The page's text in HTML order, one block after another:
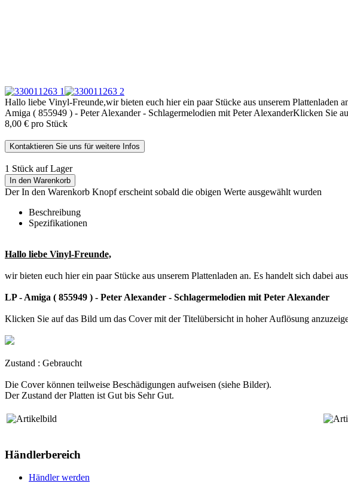
Hallo liebe Vinyl-Freunde,wir bieten euch hier ein paar Stücke aus unserem Plattenladen
Amiga ( 855949 ) - Peter Alexander - Schlagermelodien mit Peter AlexanderKlicken Sie
8,00 € pro Stück
Kontaktieren Sie uns für weitere Infos
1 Stück auf Lager
In den Warenkorb
Der In den Warenkorb Knopf erscheint sobald die obigen Werte ausgewählt wurden
Beschreibung
Spezifikationen
Hallo liebe Vinyl-Freunde,
wir bieten euch hier ein paar Stücke aus unserem Plattenladen an. Es handelt sich dabei
LP - Amiga ( 855949 ) - Peter Alexander - Schlagermelodien mit Peter Alexander
Klicken Sie auf das Bild um das Cover mit der Titelübersicht in hoher Auflösung
Zustand : Gebraucht
Die Cover können teilweise Beschädigungen aufweisen (siehe Bilder).
Der Zustand der Platten ist Gut bis Sehr Gut.
Händlerbereich
Händler werden